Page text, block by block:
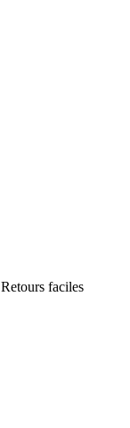
Retours faciles